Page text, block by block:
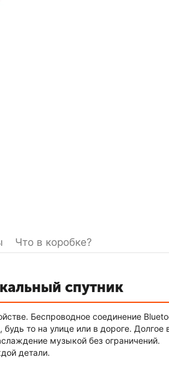
Что в коробке?
спутник
Беспроводное соединение
то на улице или в дороге. Долгое
музыкой без ограничений.
детали.